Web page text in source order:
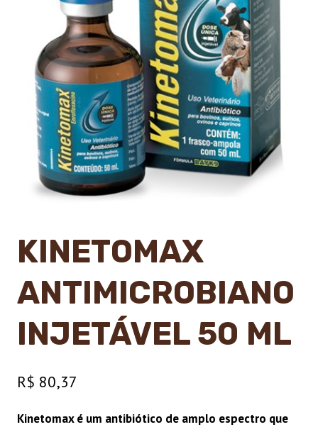
KINETOMAX
ANTIMICROBIANO
INJETÁVEL 50 ML
R$ 80,37
Kinetomax é um antibiótico de amplo espectro que